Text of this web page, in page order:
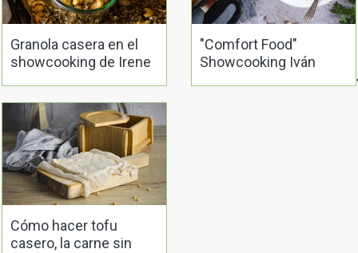
Granola casera en el
showcooking de Irene
"Comfort Food"
Showcooking Iván
Cómo hacer tofu
casero, la carne sin